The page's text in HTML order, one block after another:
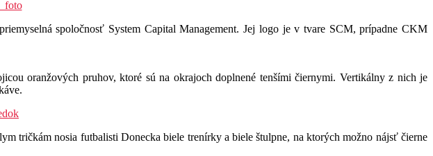
spoločnosť System Capital Management. Jej logo je v tvare SCM, prípadne CKM
oranžových pruhov, ktoré sú na okrajoch doplnené tenšími čiernymi. Vertikálny z nich je
tričkám nosia futbalisti Donecka biele trenírky a biele štulpne, na ktorých možno nájsť čierne